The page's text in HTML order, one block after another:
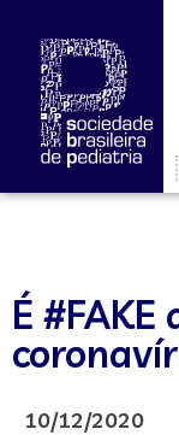
É
10/12/2020